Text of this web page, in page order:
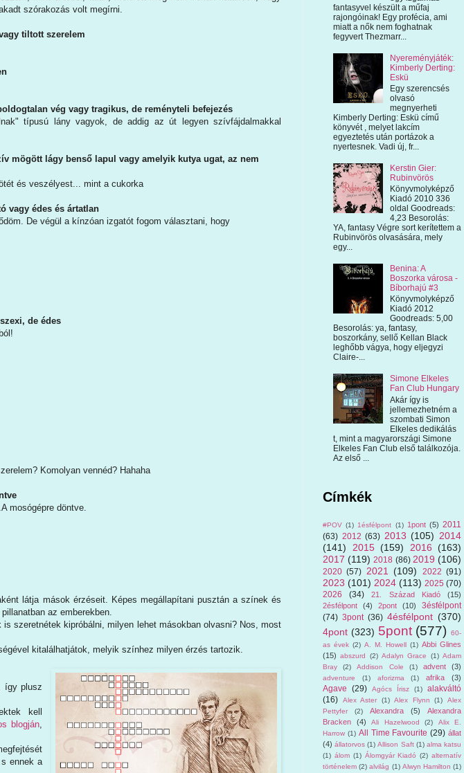
szórakozás volt megírni.
tiltott szerelem
vég vagy tragikus, de reményteli befejezés
típusú lány vagyok, de addig az út legyen szívfájdalmakkal
mögött lágy benső lapul vagy amelyik kutya ugat, az nem
és veszélyest... mint a cukorka
vagy édes és ártatlan
De végül a kínzóan izgatót fogom választani, hogy
de édes
Komolyan vennéd? Hahaha
mosógépre döntve.
látja mások érzéseit. Képes megállapítani pusztán a színek és
az emberekben.
szeretnétek kipróbálni, milyen lehet másokban olvasni? Nos, most
kitalálhatjátok, melyik színhez milyen érzés tartozik.
így plusz
kell
blogján,
ennek a
fantasyvel készült a műfaj
rajongóinak! Egy profécia, ami
miatt a nők nem foghatnak
fegyvert Thezmarr...
Nyereményjáték:
Kimberly Derting:
Eskü
Egy szerencsés
olvasó
megnyerheti
Kimberly Derting: Eskü című
könyvét , melyet lakcím
egyeztetés után portázok a
nyertesnek. Vadi új, fr...
Kerstin Gier:
Rubinvörös
Könyvmolyképző
Kiadó 2010 336
oldal Goodreads:
4,23 Besorolás:
YA, fantasy Végre sort kerítettem a
Rubinvörös olvasására, mely
egy...
Benina: A
Boszorka városa -
Bíborhajú #3
Könyvmolyképző
Kiadó 2012
Goodreads: 5,00
Besorolás: ya, fantasy,
boszorkány, sellő Kellan Black
leghőbb vágya, hogy eljegyzi
Claire-...
Simone Elkeles
Fan Club Hungary
Akár így is
jellemezhetném a
szombati Simon
Elkeles dedikálás
t, mint a magyarországi Simone
Elkeles Fan Club első találkozója.
Az első ...
Címkék
#POV (1) 1ésfélpont (1) 1pont (5) 2011
(63) 2012 (63) 2013 (105) 2014
(141)
2015 (159) 2016
(163)
2017 (119) 2018 (86) 2019 (106)
2020 (57) 2021 (109) 2022 (91)
2023 (101) 2024 (113) 2025 (70)
2026
(34) 21. Század Kiadó
(15)
2ésfélpont
(4) 2pont (10)
3ésfélpont
(74) 3pont (36) 4ésfélpont (370)
4pont (323) 5pont (577) 60-
as évek (2) A. M. Howell (1) Abbi Glines
(15) abszurd (2) Adalyn Grace (1) Adam
Bray
(2) Addison Cole (1) advent (3)
adventure (1) aforizma (1) afrika (3)
Agave (29) Agócs Írisz (1)
alakváltó
(16)
Alex Aster (1) Alex Flynn (1)
Alex
Pettyfer
(2) Alexandra (5)
Alexandra
Bracken
(4) Ali Hazelwood (2)
Alix E.
Harrow (1) All Time Favourite (29) állat
(4) állatorvos (1) Allison Saft (1) alma katsu
(1) álom (1) Álomgyár Kiadó (2) alternatív
történelem (2) alvilág (1) Alwyn Hamilton (1)